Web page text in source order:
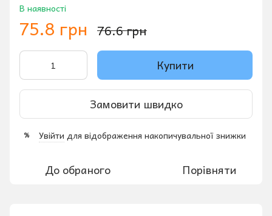
В наявності
75.8 грн 76.6 грн
Купити
Замовити швидко
% Увійти для відображення накопичувальної знижки
До обраного Порівняти